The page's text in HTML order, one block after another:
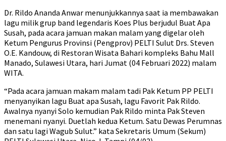
Dr. Rildo Ananda Anwar menunjukkannya saat ia membawakan
lagu milik grup band legendaris Koes Plus berjudul Buat Apa
Susah, pada acara jamuan makan malam yang digelar oleh
Ketum Pengurus Provinsi (Pengprov) PELTI Sulut Drs. Steven
O.E. Kandouw, di Restoran Wisata Bahari kompleks Bahu Mall
Manado, Sulawesi Utara, hari Jumat (04 Februari 2022) malam
WITA.
“Pada acara jamuan makam malam tadi Pak Ketum PP PELTI
menyanyikan lagu Buat apa Susah, lagu Favorit Pak Rildo.
Awalnya nyanyi Solo kemudian Pak Rildo minta Pak Steven
menemani nyanyi. Duetlah kedua Ketum. Satu Dewas Perumnas
dan satu lagi Wagub Sulut.” kata Sekretaris Umum (Sekum)